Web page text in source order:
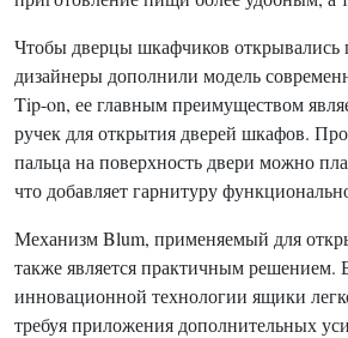
Чтобы дверцы шкафчиков открывались
дизайнеры дополнили модель
Tip-on, ее главным преимуществом
ручек для открытия дверей шкафов.
пальца на поверхность двери можно
что добавляет гарнитуру
Механизм Blum, применяемый для
также является практичным решением.
инновационной технологии ящики
требуя приложения дополнительных